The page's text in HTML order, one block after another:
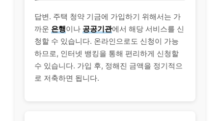
답변. 주택 청약 기금에 가입하기 위해서는 가
까운 은행이나 공공기관에서 해당 서비스를 신
청할 수 있습니다. 온라인으로도 신청이 가능
하므로, 인터넷 뱅킹을 통해 편리하게 신청할
수 있습니다. 가입 후, 정해진 금액을 정기적으
로 저축하면 됩니다.